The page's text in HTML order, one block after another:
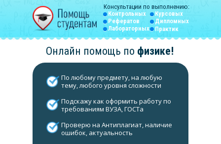
Лабораторных
Дипломных
Курсовых
Контрольных
Рефератов
Консультации по выполнению:
Практик
Онлайн помощь по физике!
По любому предмету, на любую
тему, любого уровня сложности
Подскажу как оформить работу по
требованиям ВУЗА, ГОСТа
Проверю на Антиплагиат, наличие
ошибок, актуальность